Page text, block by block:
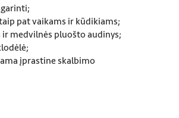
pat vaikams ir kūdikiams;
medvilnės pluošto audinys;
įprastine skalbimo